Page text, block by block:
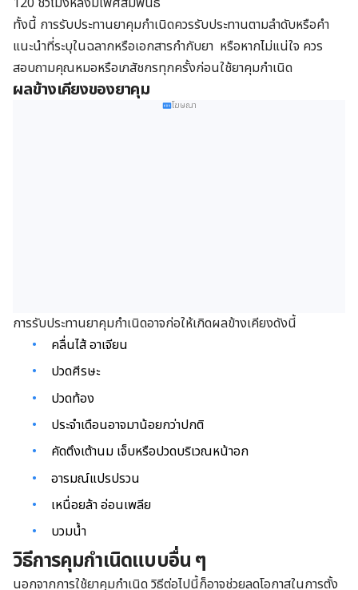
ทั้งนี้ การรับประทานยาคุมกำเนิดควรรับประทานตามลำดับหรือคำ
แนะนำที่ระบุในฉลากหรือเอกสารกำกับยา หรือหากไม่แน่ใจ ควร
สอบถามคุณหมอหรือเภสัชกรทุกครั้งก่อนใช้ยาคุมกำเนิด
ผลข้างเคียงของยาคุม
โฆษณา
การรับประทานยาคุมกำเนิดอาจก่อให้เกิดผลข้างเคียงดังนี้
คลื่นไส้ อาเจียน
ปวดศีรษะ
ปวดท้อง
ประจำเดือนอาจมาน้อยกว่าปกติ
คัดตึงเต้านม เจ็บหรือปวดบริเวณหน้าอก
อารมณ์แปรปรวน
เหนื่อยล้า อ่อนเพลีย
บวมน้ำ
วิธีการคุมกำเนิดแบบอื่น ๆ
นอกจากการใช้ยาคุมกำเนิด วิธีต่อไปนี้ก็อาจช่วยลดโอกาสในการตั้ง